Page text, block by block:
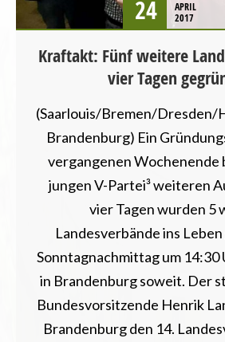
24
APRIL
2017
Kraftakt: Fünf weitere
vier Tagen
(Saarlouis/Bremen/Dresden/
Brandenburg) Ein
vergangenen Wochenende
jungen V-Partei³ weiteren
vier Tagen wurden 5
Landesverbände ins
Sonntagnachmittag um 14:30
in Brandenburg soweit. Der
Bundesvorsitzende Henrik
Brandenburg den 14.